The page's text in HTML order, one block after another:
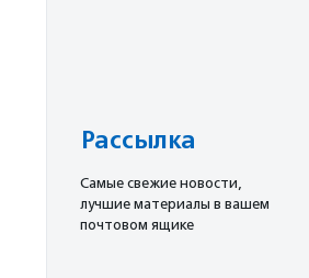
Рассылка
Cамые свежие новости,
лучшие материалы в вашем
почтовом ящике